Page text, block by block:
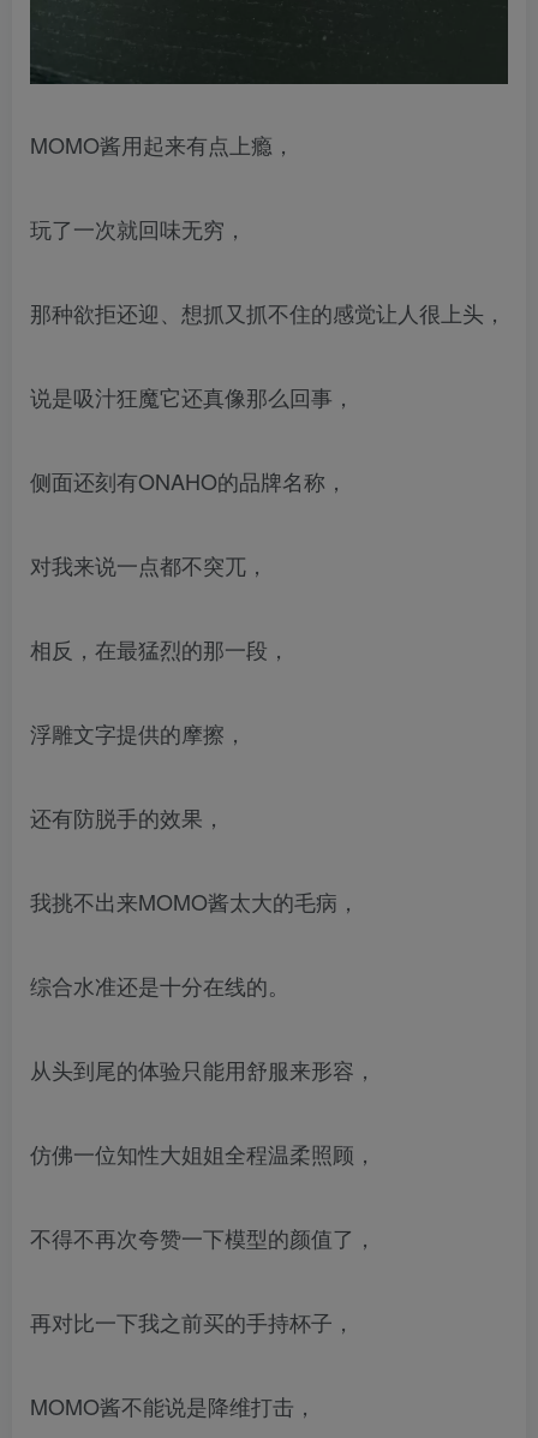
MOMO酱用起来有点上瘾，
玩了一次就回味无穷，
那种欲拒还迎、想抓又抓不住的感觉让人很上头，
说是吸汁狂魔它还真像那么回事，
侧面还刻有ONAHO的品牌名称，
对我来说一点都不突兀，
相反，在最猛烈的那一段，
浮雕文字提供的摩擦，
还有防脱手的效果，
我挑不出来MOMO酱太大的毛病，
综合水准还是十分在线的。
从头到尾的体验只能用舒服来形容，
仿佛一位知性大姐姐全程温柔照顾，
不得不再次夸赞一下模型的颜值了，
再对比一下我之前买的手持杯子，
MOMO酱不能说是降维打击，